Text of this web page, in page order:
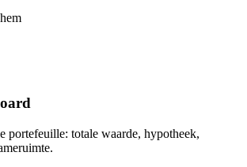
portefeuille: totale waarde, hypotheek,